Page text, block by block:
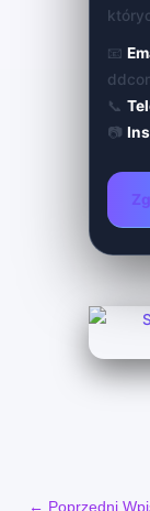
📧
📞
📷
← Poprzedni